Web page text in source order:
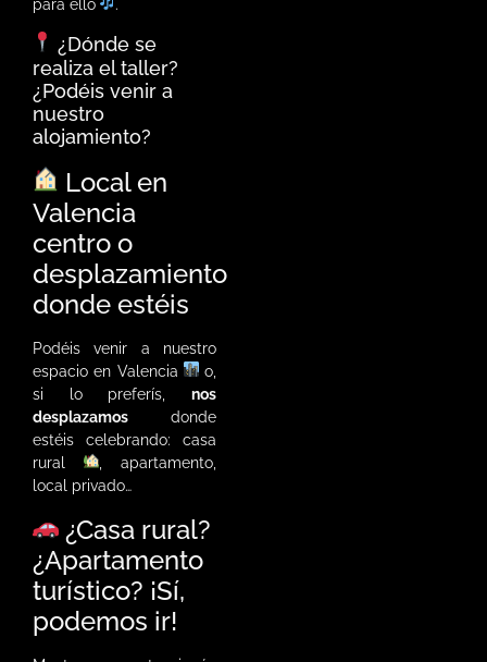
para ello
.
¿Dónde se
realiza el taller?
¿Podéis venir a
nuestro
alojamiento?
Local en
Valencia
centro o
desplazamiento
donde estéis
Podéis venir a nuestro
espacio en Valencia
o,
si lo preferís,nos
desplazamos donde
estéis celebrando: casa
rural
, apartamento,
local privado…
¿Casa rural?
¿Apartamento
turístico? ¡Sí,
podemos ir!